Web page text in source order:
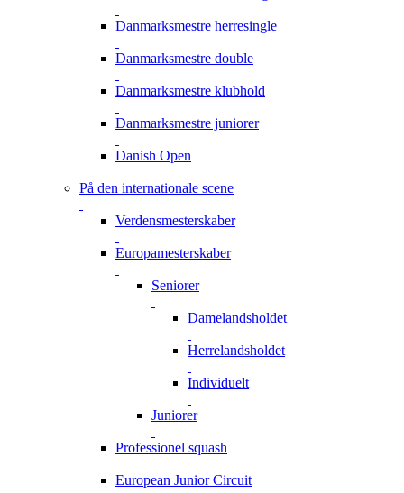
Danmarksmestre herresingle
Danmarksmestre double
Danmarksmestre klubhold
Danmarksmestre juniorer
Danish Open
På den internationale scene
Verdensmesterskaber
Europamesterskaber
Seniorer
Damelandsholdet
Herrelandsholdet
Individuelt
Juniorer
Professionel squash
European Junior Circuit